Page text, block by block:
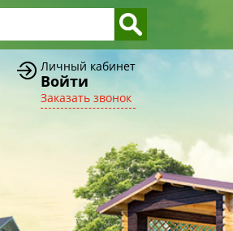
Личный кабинет
Войти
Заказать звонок